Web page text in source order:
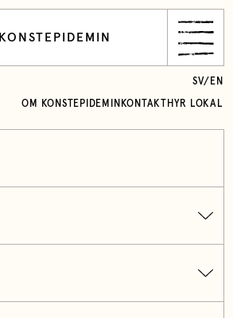
KONSTEPIDEMIN
OM KONSTEPIDEMIN KONTAKT HYR LOKAL
SV/ EN